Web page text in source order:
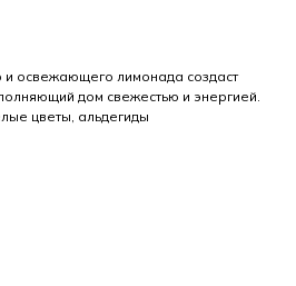
и освежающего лимонада создаст
дом свежестью и энергией.
цветы, альдегиды